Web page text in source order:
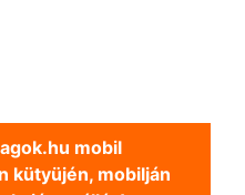
mobil
kütyüjén, mobilján